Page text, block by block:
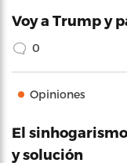
Voy a Trump y
0
Opiniones
El
y solución